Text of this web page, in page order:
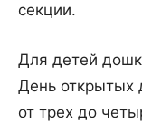
секции.
Для детей
День открытых
от трех до